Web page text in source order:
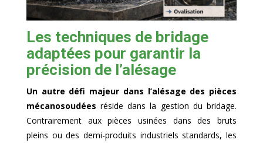
Les techniques de bridage
adaptées pour garantir la
précision de l’alésage
Un autre défi majeur dans l’alésage des pièces
mécanosoudées réside dans la gestion du bridage.
Contrairement aux pièces usinées dans des bruts
pleins ou des demi-produits industriels standards, les